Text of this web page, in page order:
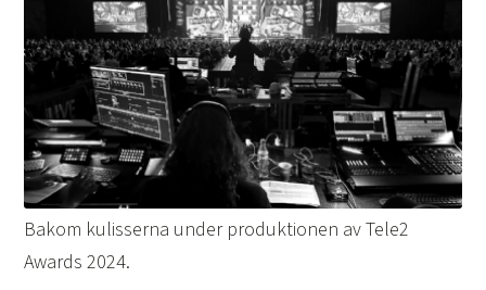
Bakom kulisserna under produktionen av Tele2
Awards 2024.